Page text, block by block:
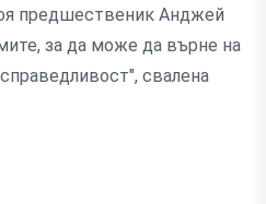
предшественик Анджей
за да може да върне на
свалена